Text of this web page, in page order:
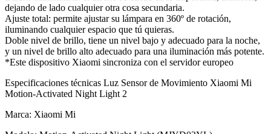
dejando de lado cualquier otra cosa secundaria.
Ajuste total: permite ajustar su lámpara en 360º de rotación,
iluminando cualquier espacio que tú quieras.
Doble nivel de brillo, tiene un nivel bajo y adecuado para la noche,
y un nivel de brillo alto adecuado para una iluminación más potente.
*Este dispositivo Xiaomi sincroniza con el servidor europeo
Especificaciones técnicas Luz Sensor de Movimiento Xiaomi Mi
Motion-Activated Night Light 2
Marca: Xiaomi Mi